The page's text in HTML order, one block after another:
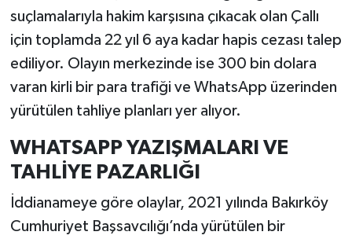
suçlamalarıyla hakim karşısına çıkacak olan Çallı
için toplamda 22 yıl 6 aya kadar hapis cezası talep
ediliyor. Olayın merkezinde ise 300 bin dolara
varan kirli bir para trafiği ve WhatsApp üzerinden
yürütülen tahliye planları yer alıyor.
WHATSAPP YAZIŞMALARI VE
TAHLİYE PAZARLIĞI
İddianameye göre olaylar, 2021 yılında Bakırköy
Cumhuriyet Başsavcılığı’nda yürütülen bir